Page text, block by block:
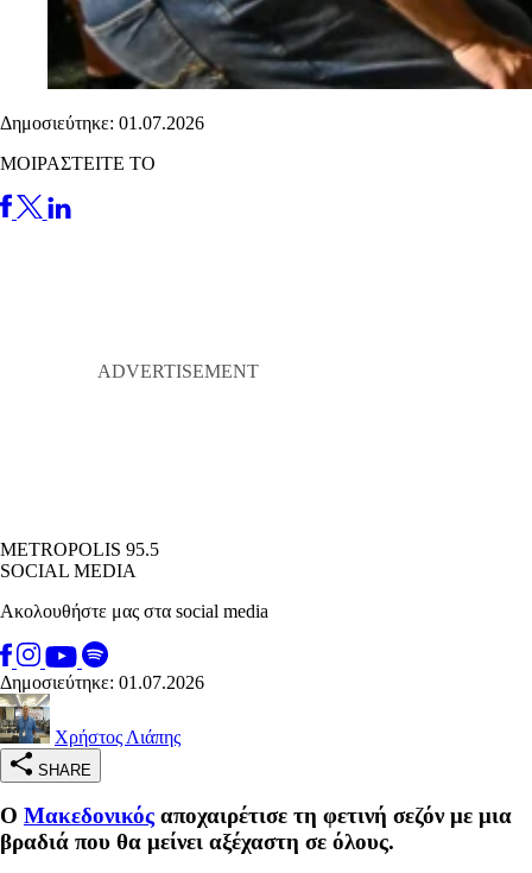
Δημοσιεύτηκε: 01.07.2026
ΜΟΙΡΑΣΤΕΙΤΕ ΤΟ
METROPOLIS 95.5
SOCIAL MEDIA
Ακολουθήστε μας στα social media
Δημοσιεύτηκε: 01.07.2026
Χρήστος Λιάπης
SHARE
Ο Μακεδονικός αποχαιρέτισε τη φετινή σεζόν με μια
βραδιά που θα μείνει αξέχαστη σε όλους.